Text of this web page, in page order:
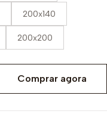
200x140
200x200
Comprar agora